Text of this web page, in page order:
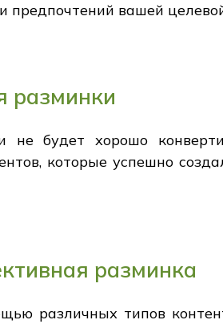
предпочтений вашей
разминки
будет хорошо
которые успешно
разминка
различных типов